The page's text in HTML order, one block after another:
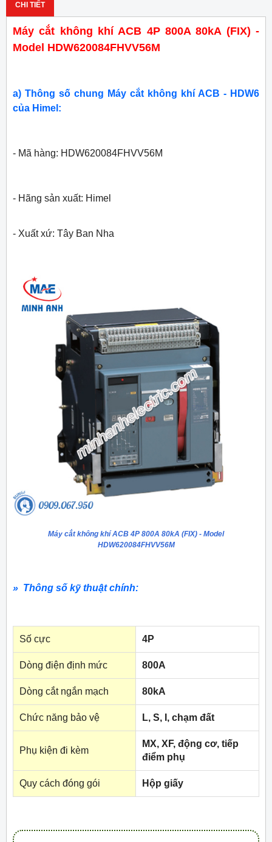
CHI TIẾT
Máy cắt không khí ACB 4P 800A 80kA (FIX) -
Model HDW620084FHVV56M
a) Thông số chung Máy cắt không khí ACB - HDW6
của Himel:
- Mã hàng: HDW620084FHVV56M
- Hãng sản xuất: Himel
- Xuất xứ: Tây Ban Nha
Máy cắt không khí ACB 4P 800A 80kA (FIX) - Model
HDW620084FHVV56M
» Thông số kỹ thuật chính:
Số cực 4P
Dòng điện định mức 800A
Dòng cắt ngắn mạch 80kA
Chức năng bảo vệ L, S, I, chạm đất
Phụ kiện đi kèm
MX, XF, động cơ, tiếp
điểm phụ
Quy cách đóng gói Hộp giấy